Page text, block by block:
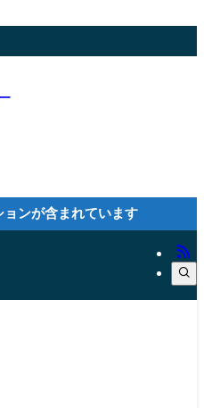
ンが含まれています